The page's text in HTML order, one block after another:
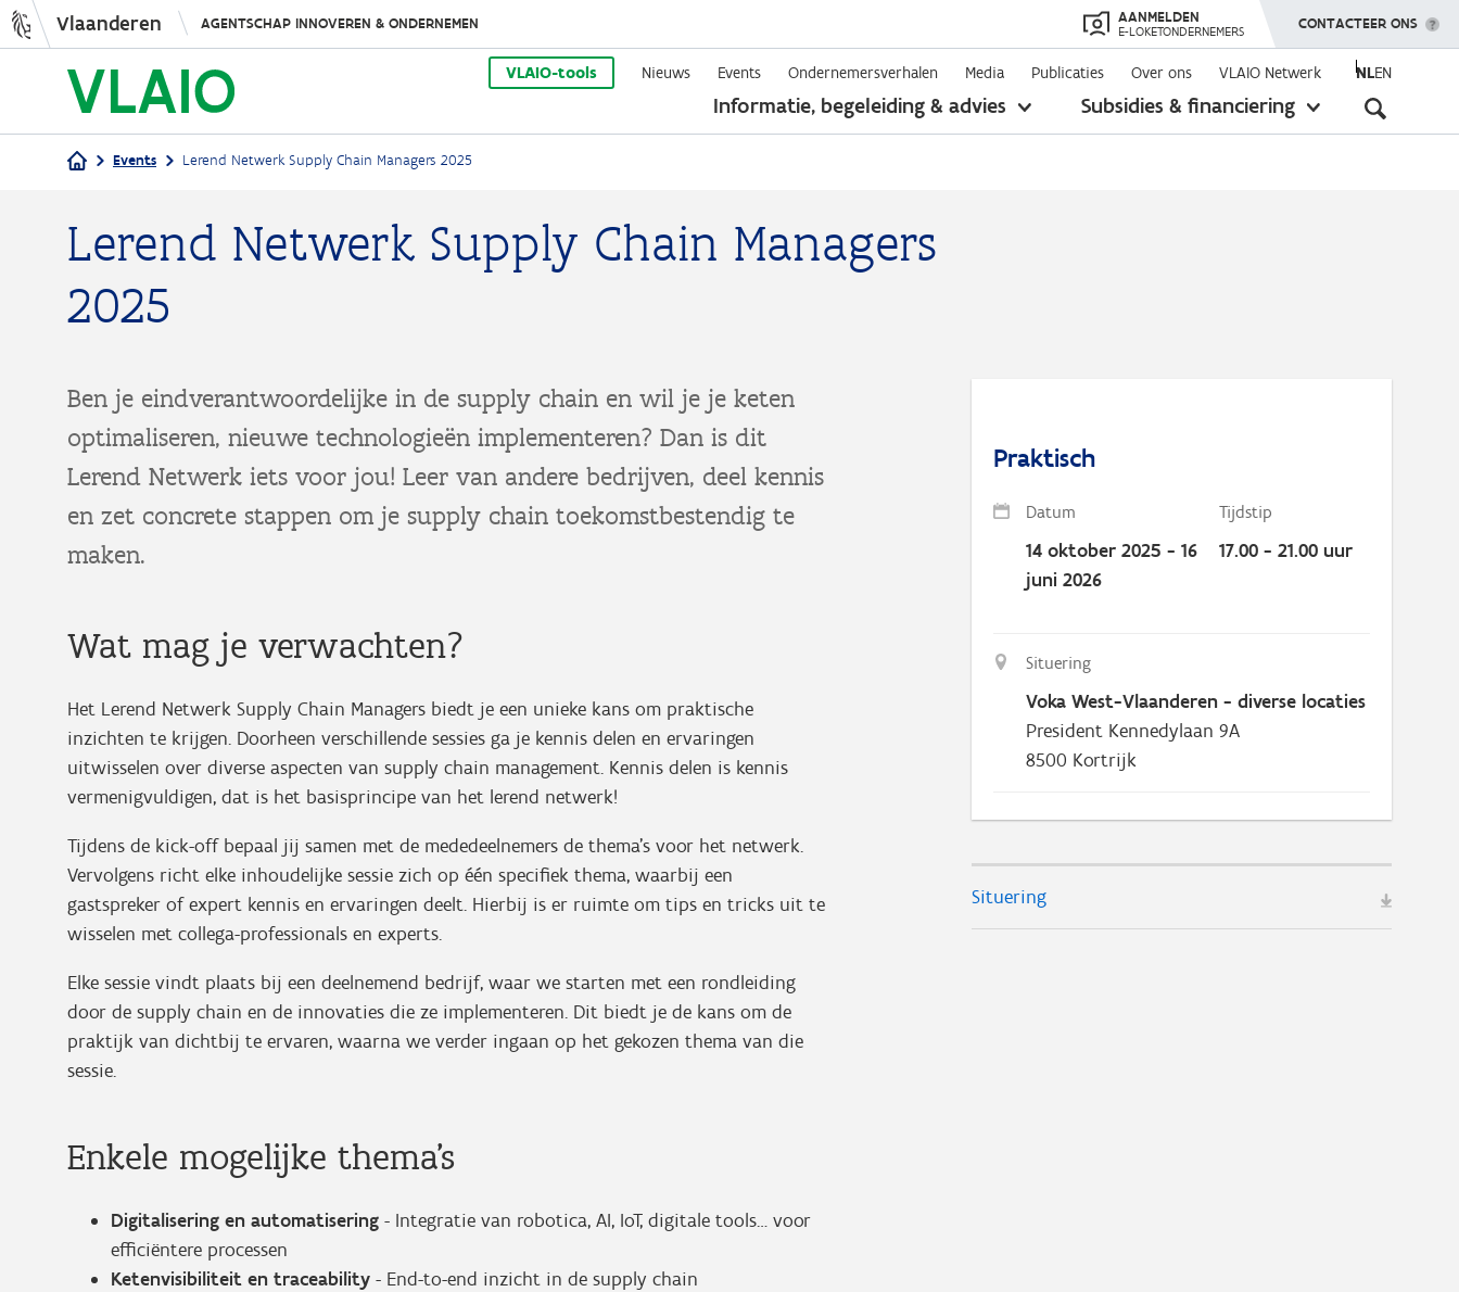
Overslaan
en
naar
de
Vlaanderen AGENTSCHAP INNOVEREN & ONDERNEMEN AANMELDEN
E-LOKETONDERNEMERS TOON MENU
CONTACTEER ONS
VLAIO-tools Nieuws Events Ondernemersverhalen Media Publicaties Over ons VLAIO Netwerk NLEN
Informatie, begeleiding & advies
toon
Subsidies & financiering
toon
Kruimelpad
Events Lerend Netwerk Supply Chain Managers 2025
Lerend Netwerk Supply Chain Managers
2025
Ben je eindverantwoordelijke in de supply chain en wil je je keten
optimaliseren, nieuwe technologieën implementeren? Dan is dit
Lerend Netwerk iets voor jou! Leer van andere bedrijven, deel kennis
en zet concrete stappen om je supply chain toekomstbestendig te
maken.
Wat mag je verwachten?
Het Lerend Netwerk Supply Chain Managers biedt je een unieke kans om praktische
inzichten te krijgen. Doorheen verschillende sessies ga je kennis delen en ervaringen
uitwisselen over diverse aspecten van supply chain management. Kennis delen is kennis
vermenigvuldigen, dat is het basisprincipe van het lerend netwerk!
Tijdens de kick-off bepaal jij samen met de mededeelnemers de thema’s voor het netwerk.
Vervolgens richt elke inhoudelijke sessie zich op één specifiek thema, waarbij een
gastspreker of expert kennis en ervaringen deelt. Hierbij is er ruimte om tips en tricks uit te
wisselen met collega-professionals en experts.
Elke sessie vindt plaats bij een deelnemend bedrijf, waar we starten met een rondleiding
door de supply chain en de innovaties die ze implementeren. Dit biedt je de kans om de
praktijk van dichtbij te ervaren, waarna we verder ingaan op het gekozen thema van die
sessie.
Enkele mogelijke thema's
Digitalisering en automatisering - Integratie van robotica, AI, IoT, digitale tools… voor
efficiëntere processen
Ketenvisibiliteit en traceability - End-to-end inzicht in de supply chain
Praktisch
Datum Tijdstip
14 oktober 2025 - 16
juni 2026
17.00 - 21.00 uur
Situering
Voka West-Vlaanderen - diverse locaties
President Kennedylaan 9A
8500 Kortrijk
Situering